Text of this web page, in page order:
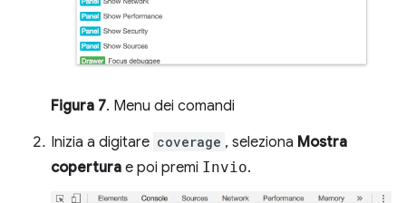
Figura 7. Menu dei comandi
Inizia a digitare coverage , seleziona Mostra
copertura e poi premi Invio.